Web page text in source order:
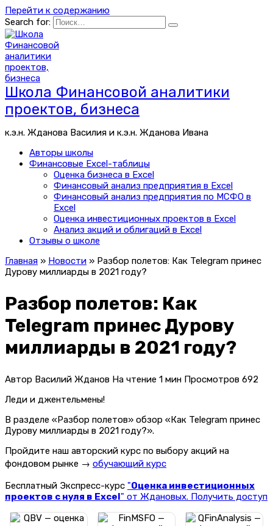
Перейти к содержанию
Search for:
Школа Финансовой аналитики
проектов, бизнеса
к.э.н. Жданова Василия и к.э.н. Жданова Ивана
Авторы школы
Финансовые Excel-таблицы
Оценка бизнеса в Excel
Финансовый анализ предприятия в Excel
Финансовый анализ предприятия по МСФО в
Excel
Оценка инвестиционных проектов в Excel
Анализ акций и облигаций в Excel
Отзывы о школе
Главная » Новости » Разбор полетов: Как Telegram принес
Дурову миллиарды в 2021 году?
Разбор полетов: Как
Telegram принес Дурову
миллиарды в 2021 году?
Автор Василий Жданов На чтение 1 мин Просмотров 692
Леди и джентельмены!
В разделе «Разбор полетов» обзор «Как Telegram принес
Дурову миллиарды в 2021 году?».
Пройдите наш авторский курс по выбору акций на
фондовом рынке → обучающий курс
Бесплатный Экспресс-курс "Оценка инвестиционных
проектов с нуля в Excel" от Ждановых. Получить доступ